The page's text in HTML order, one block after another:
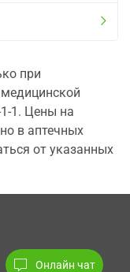
при
1. Цены на
в аптечных
от указанных
Онлайн чат